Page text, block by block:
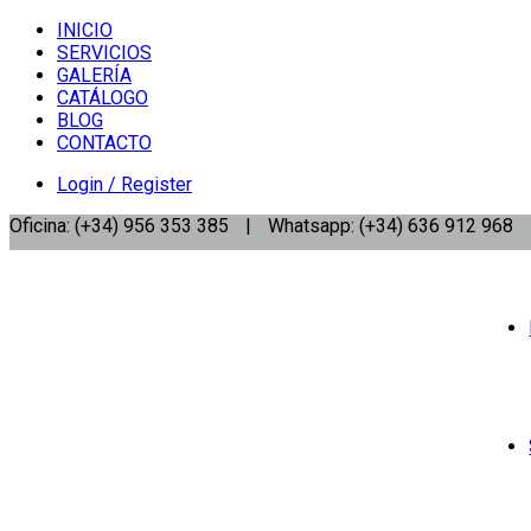
INICIO
SERVICIOS
GALERÍA
CATÁLOGO
BLOG
CONTACTO
Login / Register
Oficina: (+34) 956 353 385
| Whatsapp: (+34) 636 912 968